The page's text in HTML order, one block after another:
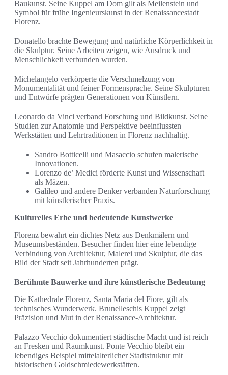
Baukunst. Seine Kuppel am Dom gilt als Meilenstein und
Symbol für frühe Ingenieurskunst in der Renaissancestadt
Florenz.
Donatello brachte Bewegung und natürliche Körperlichkeit in
die Skulptur. Seine Arbeiten zeigen, wie Ausdruck und
Menschlichkeit verbunden wurden.
Michelangelo verkörperte die Verschmelzung von
Monumentalität und feiner Formensprache. Seine Skulpturen
und Entwürfe prägten Generationen von Künstlern.
Leonardo da Vinci verband Forschung und Bildkunst. Seine
Studien zur Anatomie und Perspektive beeinflussten
Werkstätten und Lehrtraditionen in Florenz nachhaltig.
Sandro Botticelli und Masaccio schufen malerische
Innovationen.
Lorenzo de’ Medici förderte Kunst und Wissenschaft
als Mäzen.
Galileo und andere Denker verbanden Naturforschung
mit künstlerischer Praxis.
Kulturelles Erbe und bedeutende Kunstwerke
Florenz bewahrt ein dichtes Netz aus Denkmälern und
Museumsbeständen. Besucher finden hier eine lebendige
Verbindung von Architektur, Malerei und Skulptur, die das
Bild der Stadt seit Jahrhunderten prägt.
Berühmte Bauwerke und ihre künstlerische Bedeutung
Die Kathedrale Florenz, Santa Maria del Fiore, gilt als
technisches Wunderwerk. Brunelleschis Kuppel zeigt
Präzision und Mut in der Renaissance-Architektur.
Palazzo Vecchio dokumentiert städtische Macht und ist reich
an Fresken und Raumkunst. Ponte Vecchio bleibt ein
lebendiges Beispiel mittelalterlicher Stadtstruktur mit
historischen Goldschmiedewerkstätten.